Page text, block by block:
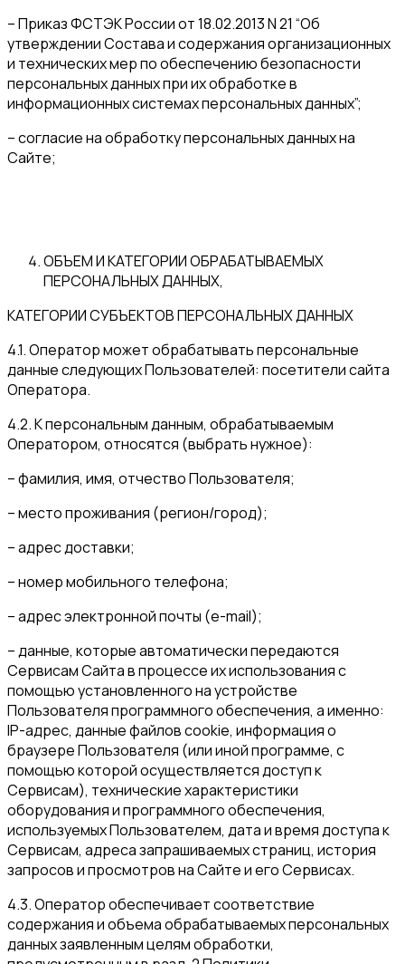
– Приказ ФСТЭК России от 18.02.2013 N 21 “Об
утверждении Состава и содержания организационных
и технических мер по обеспечению безопасности
персональных данных при их обработке в
информационных системах персональных данных”;
– согласие на обработку персональных данных на
Сайте;
ОБЪЕМ И КАТЕГОРИИ ОБРАБАТЫВАЕМЫХ
ПЕРСОНАЛЬНЫХ ДАННЫХ,
КАТЕГОРИИ СУБЪЕКТОВ ПЕРСОНАЛЬНЫХ ДАННЫХ
4.1. Оператор может обрабатывать персональные
данные следующих Пользователей: посетители сайта
Оператора.
4.2. К персональным данным, обрабатываемым
Оператором, относятся (выбрать нужное):
– фамилия, имя, отчество Пользователя;
– место проживания (регион/город);
– адрес доставки;
– номер мобильного телефона;
– адрес электронной почты (e-mail);
– данные, которые автоматически передаются
Сервисам Сайта в процессе их использования с
помощью установленного на устройстве
Пользователя программного обеспечения, а именно:
IP-адрес, данные файлов cookie, информация о
браузере Пользователя (или иной программе, с
помощью которой осуществляется доступ к
Сервисам), технические характеристики
оборудования и программного обеспечения,
используемых Пользователем, дата и время доступа к
Сервисам, адреса запрашиваемых страниц, история
запросов и просмотров на Сайте и его Сервисах.
4.3. Оператор обеспечивает соответствие
содержания и объема обрабатываемых персональных
данных заявленным целям обработки,